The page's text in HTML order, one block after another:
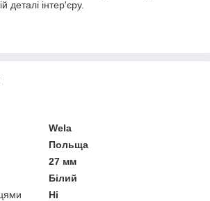
деталі інтер'єру.
Wela
Польща
27 мм
Білий
Ні